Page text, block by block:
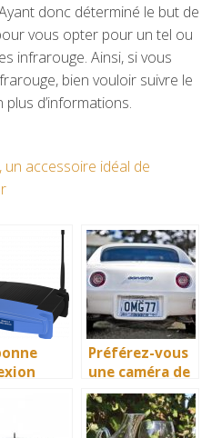
donc déterminé le but de
vous opter pour un tel ou
infrarouge. Ainsi, si vous
bien vouloir suivre le
d’informations.
accessoire idéal de
Préférez-vous
une caméra de
recul filaire ou
sans fil?